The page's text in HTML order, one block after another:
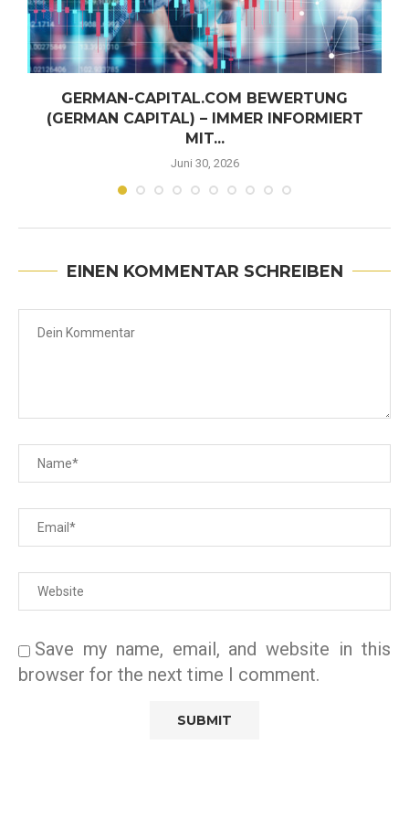
GERMAN-CAPITAL.COM BEWERTUNG
(GERMAN CAPITAL) – IMMER INFORMIERT
MIT...
Juni 30, 2026
EINEN KOMMENTAR SCHREIBEN
Save my name, email, and website in this
browser for the next time I comment.